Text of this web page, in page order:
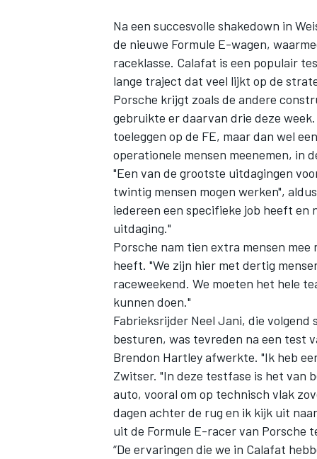
Na een succesvolle shakedown in
de nieuwe Formule E-wagen,
raceklasse. Calafat is een populair
lange traject dat veel lijkt op de
Porsche krijgt zoals de andere
gebruikte er daarvan drie deze
toeleggen op de FE, maar dan wel
operationele mensen meenemen, in
"Een van de grootste uitdagingen
twintig mensen mogen werken",
iedereen een specifieke job heeft en
uitdaging."
Porsche nam tien extra mensen
heeft. "We zijn hier met dertig
raceweekend. We moeten het hele
kunnen doen."
Fabrieksrijder Neel Jani, die volgend
besturen, was tevreden na een test
Brendon Hartley afwerkte. "Ik heb
Zwitser. "In deze testfase is het van
auto, vooral om op technisch vlak
dagen achter de rug en ik kijk uit
uit de Formule E-racer van Porsche
“De ervaringen die we in Calafat